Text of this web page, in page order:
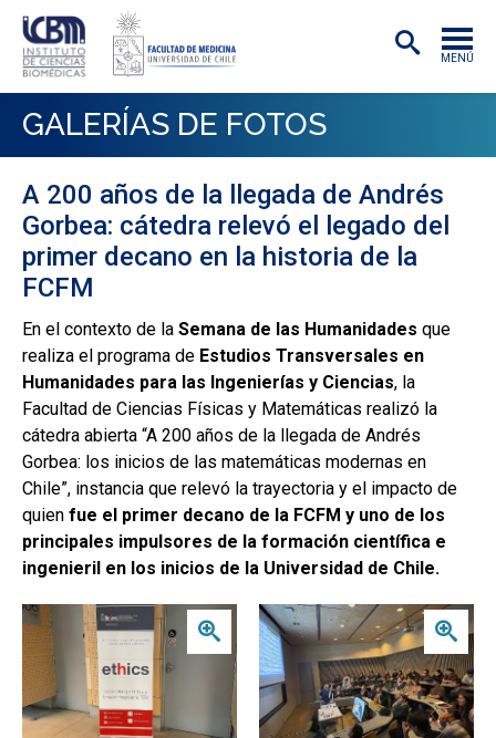
MENÚ
INSTITUTO
ACADÉMICAS/OS
INVESTIGACIÓN
PREGRADO
PUBLICACIONES
EXTENSIÓN
GALERÍAS DE FOTOS
A 200 años de la llegada de Andrés
Gorbea: cátedra relevó el legado del
primer decano en la historia de la
FCFM
En el contexto de la Semana de las Humanidades que
realiza el programa de Estudios Transversales en
Humanidades para las Ingenierías y Ciencias, la
Facultad de Ciencias Físicas y Matemáticas realizó la
cátedra abierta “A 200 años de la llegada de Andrés
Gorbea: los inicios de las matemáticas modernas en
Chile”, instancia que relevó la trayectoria y el impacto de
quien fue el primer decano de la FCFM y uno de los
principales impulsores de la formación científica e
ingenieril en los inicios de la Universidad de Chile.
Zoom Zoom